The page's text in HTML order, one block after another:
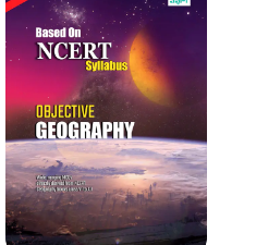
The
options
may
be
chosen
on
the
product